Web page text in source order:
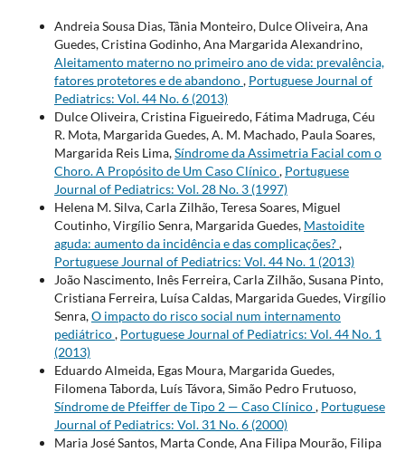
Andreia Sousa Dias, Tânia Monteiro, Dulce Oliveira, Ana
Guedes, Cristina Godinho, Ana Margarida Alexandrino,
Aleitamento materno no primeiro ano de vida: prevalência,
fatores protetores e de abandono, Portuguese Journal of
Pediatrics: Vol. 44 No. 6 (2013)
Dulce Oliveira, Cristina Figueiredo, Fátima Madruga, Céu
R. Mota, Margarida Guedes, A. M. Machado, Paula Soares,
Margarida Reis Lima,Síndrome da Assimetria Facial com o
Choro. A Propósito de Um Caso Clínico, Portuguese
Journal of Pediatrics: Vol. 28 No. 3 (1997)
Helena M. Silva, Carla Zilhão, Teresa Soares, Miguel
Coutinho, Virgílio Senra, Margarida Guedes, Mastoidite
aguda: aumento da incidência e das complicações?,
Portuguese Journal of Pediatrics: Vol. 44 No. 1 (2013)
João Nascimento, Inês Ferreira, Carla Zilhão, Susana Pinto,
Cristiana Ferreira, Luísa Caldas, Margarida Guedes, Virgílio
Senra,O impacto do risco social num internamento
pediátrico, Portuguese Journal of Pediatrics: Vol. 44 No. 1
(2013)
Eduardo Almeida, Egas Moura, Margarida Guedes,
Filomena Taborda, Luís Távora, Simão Pedro Frutuoso,
Síndrome de Pfeiffer de Tipo 2 — Caso Clínico, Portuguese
Journal of Pediatrics: Vol. 31 No. 6 (2000)
Maria José Santos, Marta Conde, Ana Filipa Mourão, Filipa